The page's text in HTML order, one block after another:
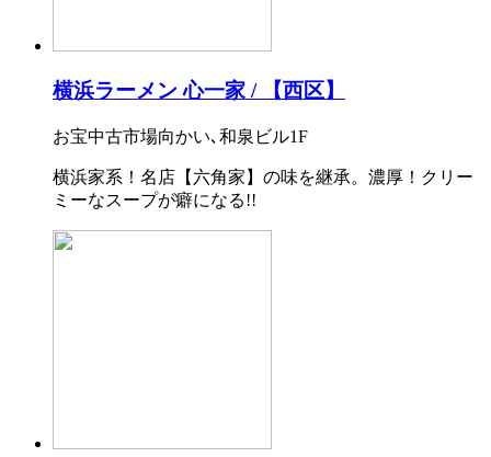
横浜ラーメン 心一家 / 【西区】
お宝中古市場向かい､和泉ビル1F
横浜家系！名店【六角家】の味を継承。濃厚！クリー
ミーなスープが癖になる!!